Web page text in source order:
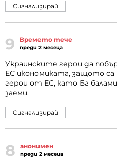
Сигнализирай
9 Времето тече
преди 2 месеца
Украинските герои да
ЕС икономиката, защото са
герои от ЕС, като Бг
заеми.
Сигнализирай
8 анонимен
преди 2 месеца